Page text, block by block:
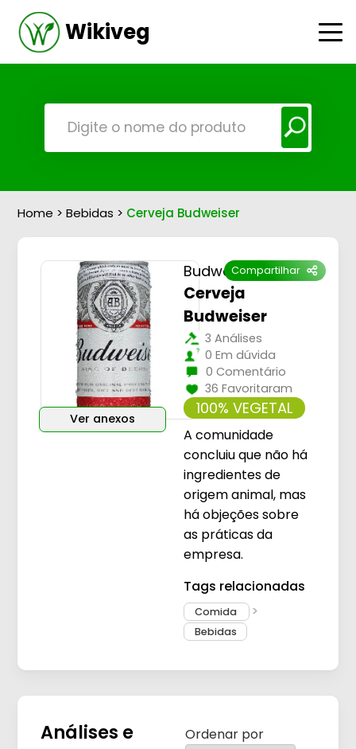
Wikiveg
Home >Bebidas > Cerveja Budweiser
Compartilhar
Ver anexos
Budweiser
Cerveja
Budweiser
3 Análises
0 Em dúvida
0 Comentário
36 Favoritaram
100% VEGETAL
A comunidade
concluiu que não há
ingredientes de
origem animal, mas
há objeções sobre
as práticas da
empresa.
Tags relacionadas
Comida
Bebidas
Análises e
Ordenar por